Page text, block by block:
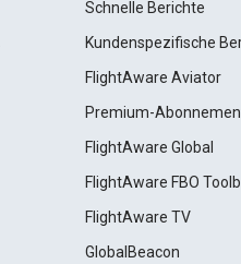
Schnelle Berichte
Kundenspezifische
FlightAware Aviator
Premium-
FlightAware Global
FlightAware FBO
FlightAware TV
GlobalBeacon